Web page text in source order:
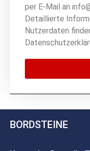
per E-Mail an
Detaillierte
Nutzerdaten
BORDSTEINE